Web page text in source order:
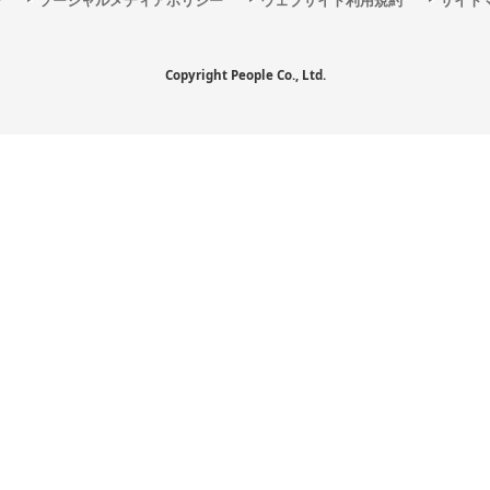
Copyright People Co., Ltd.